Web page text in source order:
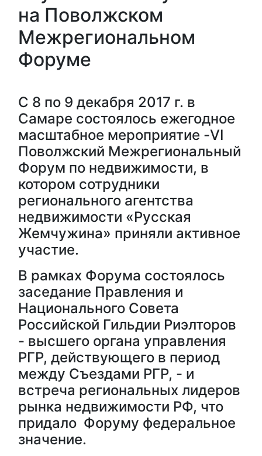
на Поволжском
Межрегиональном
Форуме
С 8 по 9 декабря 2017 г. в
Самаре состоялось ежегодное
масштабное мероприятие -VI
Поволжский Межрегиональный
Форум по недвижимости, в
котором сотрудники
регионального агентства
недвижимости «Русская
Жемчужина» приняли активное
участие.
В рамках Форума состоялось
заседание Правления и
Национального Совета
Российской Гильдии Риэлторов
- высшего органа управления
РГР, действующего в период
между Съездами РГР, - и
встреча региональных лидеров
рынка недвижимости РФ, что
придало Форуму федеральное
значение.